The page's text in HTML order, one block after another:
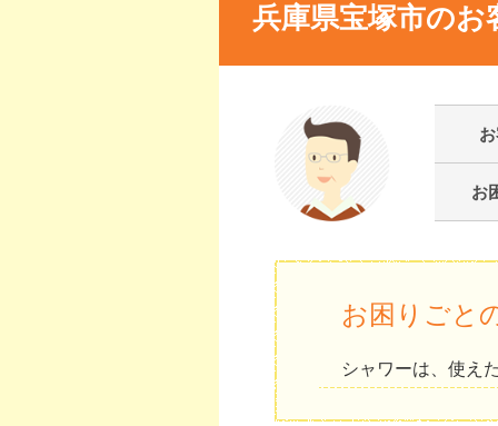
兵庫県宝塚市のお
お
お困りごと
シャワーは、使え